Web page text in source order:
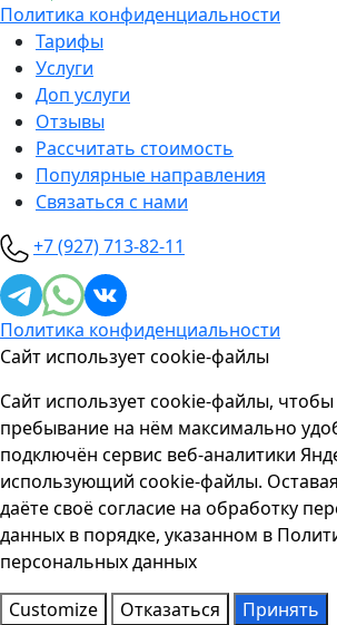
Политика конфиденциальности
Тарифы
Услуги
Доп услуги
Отзывы
Рассчитать стоимость
Популярные направления
Связаться с нами
+7 (927) 713-82-11
Политика конфиденциальности
Сайт использует cookie-файлы
Сайт использует cookie-файлы,
пребывание на нём максимально
подключён сервис веб-аналитики
использующий cookie-файлы.
даёте своё согласие на обработку
данных в порядке, указанном в
персональных данных
Customize
Отказаться
Принять